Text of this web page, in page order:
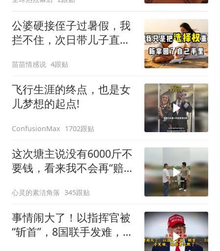
公婆硬接侄子过暑假，我
拦不住，次日带儿子直飞
苗苗情感说 4跟贴
飞行生涯的终点，也是女
儿梦想的起点!
ConfusionMax 1702跟贴
这次塘主说没有6000斤不
要钱，看来我不会再“赔
心灵的素洁角落 345跟贴
事情闹大了！以指挥官被
“斩首”，8国联手发难，特